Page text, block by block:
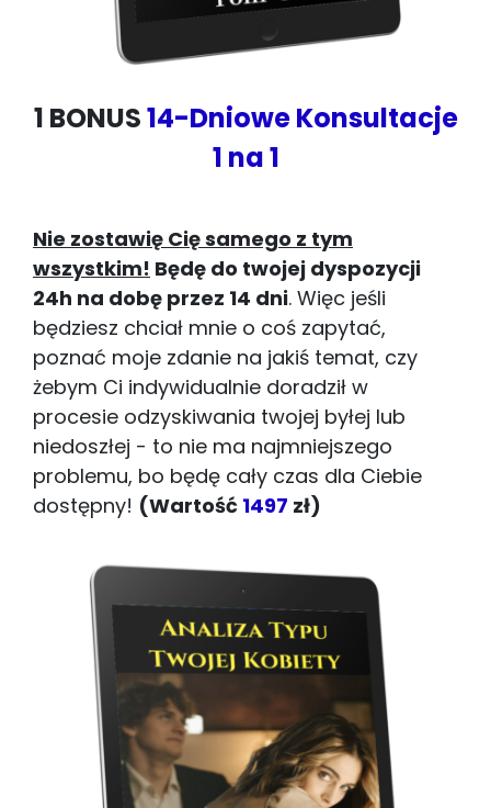
1 BONUS14-Dniowe Konsultacje
1 na 1
Nie zostawię Cię samego z tym
wszystkim! Będę do twojej dyspozycji
24h na dobę przez 14 dni. Więc jeśli
będziesz chciał mnie o coś zapytać,
poznać moje zdanie na jakiś temat, czy
żebym Ci indywidualnie doradził w
procesie odzyskiwania twojej byłej lub
niedoszłej - to nie ma najmniejszego
problemu, bo będę cały czas dla Ciebie
dostępny! (Wartość 1497 zł)